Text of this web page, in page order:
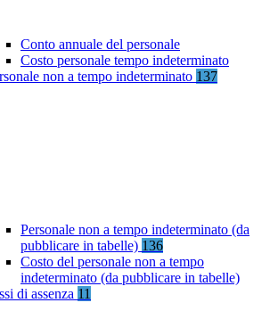
Conto annuale del personale
Costo personale tempo indeterminato
non a tempo indeterminato 137
Personale non a tempo indeterminato (da
pubblicare in tabelle) 136
Costo del personale non a tempo
indeterminato (da pubblicare in tabelle)
di assenza 11